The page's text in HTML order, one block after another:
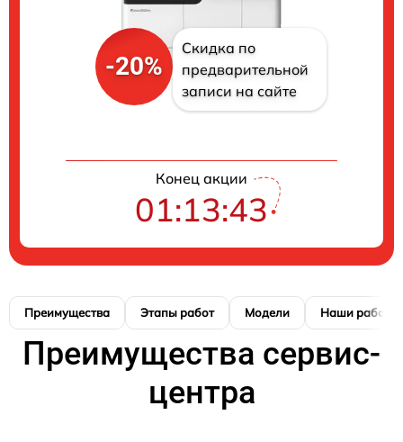
-20%
Скидка по
предварительной
записи на сайте
Конец акции
01:13:42
Преимущества Этапы работ Модели Наши работы
Преимущества сервис-
центра